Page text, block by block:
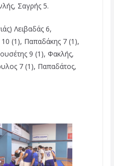
Σαγρής 5.
Λειβαδάς 6,
(1), Παπαδάκης 7 (1),
9 (1), Φακλής,
7 (1), Παπαδάτος,